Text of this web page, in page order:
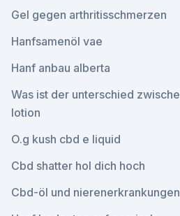
Gel gegen arthritisschmerzen
Hanfsamenöl vae
Hanf anbau alberta
Was ist der unterschied
lotion
O.g kush cbd e liquid
Cbd shatter hol dich hoch
Cbd-öl und